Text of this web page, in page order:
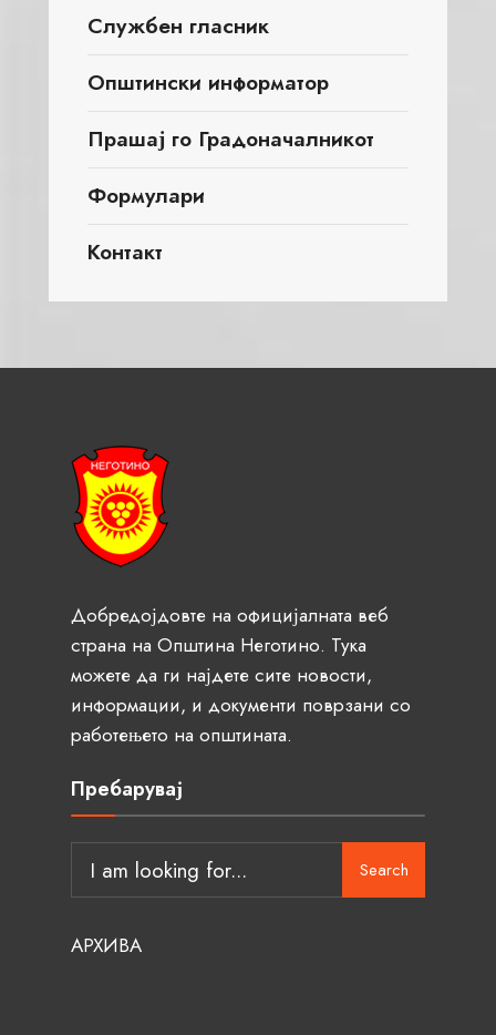
Службен гласник
Општински информатор
Прашај го Градоначалникот
Формулари
Контакт
Добредојдовте на официјалната веб
страна на Општина Неготино. Тука
можете да ги најдете сите новости,
информации, и документи поврзани со
работењето на општината.
Пребарувај
Search
АРХИВА